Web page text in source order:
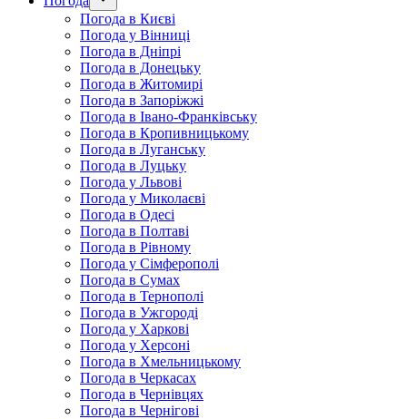
Погода в Києві
Погода у Вінниці
Погода в Дніпрі
Погода в Донецьку
Погода в Житомирі
Погода в Запоріжжі
Погода в Івано-Франківську
Погода в Кропивницькому
Погода в Луганську
Погода в Луцьку
Погода у Львові
Погода у Миколаєві
Погода в Одесі
Погода в Полтаві
Погода в Рівному
Погода у Сімферополі
Погода в Сумах
Погода в Тернополі
Погода в Ужгороді
Погода у Харкові
Погода у Херсоні
Погода в Хмельницькому
Погода в Черкасах
Погода в Чернівцях
Погода в Чернігові